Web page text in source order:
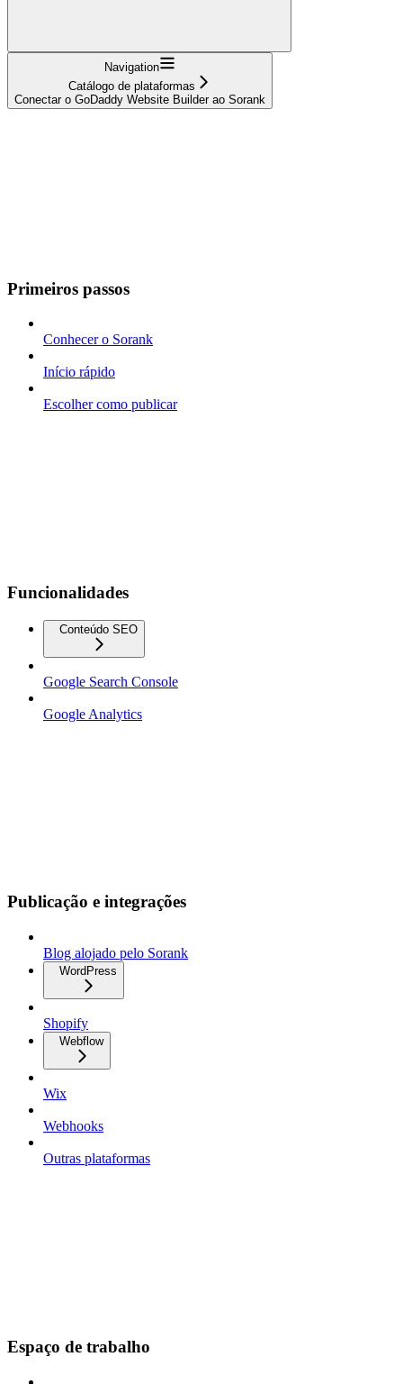
Navigation
Catálogo de plataformas
Conectar o GoDaddy Website Builder ao Sorank
Primeiros passos
Conhecer o Sorank
Início rápido
Escolher como publicar
Funcionalidades
Conteúdo SEO
Google Search Console
Google Analytics
Publicação e integrações
Blog alojado pelo Sorank
WordPress
Shopify
Webflow
Wix
Webhooks
Outras plataformas
Espaço de trabalho